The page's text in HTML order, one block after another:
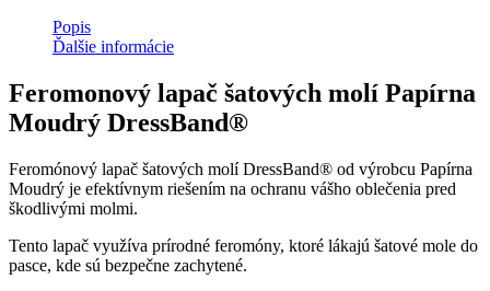
Popis
Ďalšie informácie
Feromonový lapač šatových molí Papírna
Moudrý DressBand®
Feromónový lapač šatových molí DressBand® od výrobcu Papírna
Moudrý je efektívnym riešením na ochranu vášho oblečenia pred
škodlivými molmi.
Tento lapač využíva prírodné feromóny, ktoré lákajú šatové mole do
pasce, kde sú bezpečne zachytené.